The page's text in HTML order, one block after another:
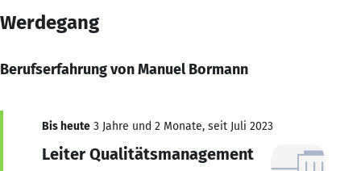
Werdegang
Berufserfahrung von Manuel Bormann
Bis heute 3 Jahre und 2 Monate, seit Juli 2023
Leiter Qualitätsmanagement